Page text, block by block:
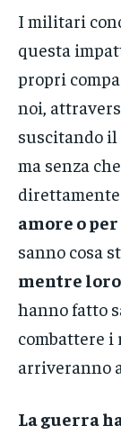
I militari
questa
propri
noi,
suscitando il
ma senza
amore o
sanno cosa
mentre
hanno fatto
combattere i
arriveranno
La guerra